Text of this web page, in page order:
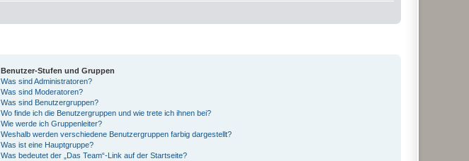
Benutzer-Stufen und Gruppen
Was sind Administratoren?
Was sind Moderatoren?
Was sind Benutzergruppen?
Wo finde ich die Benutzergruppen und wie trete ich ihnen bei?
Wie werde ich Gruppenleiter?
Weshalb werden verschiedene Benutzergruppen farbig dargestellt?
Was ist eine Hauptgruppe?
Was bedeutet der „Das Team“-Link auf der Startseite?